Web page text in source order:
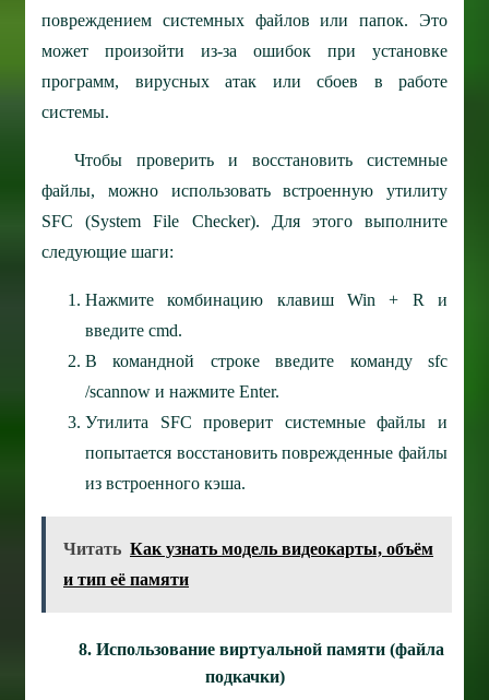
повреждением системных файлов или папок. Это
может произойти из-за ошибок при установке
программ, вирусных атак или сбоев в работе
системы.
Чтобы проверить и восстановить системные
файлы, можно использовать встроенную утилиту
SFC (System File Checker). Для этого выполните
следующие шаги:
Нажмите комбинацию клавиш Win + R и
введите cmd.
В командной строке введите команду sfc
/scannow и нажмите Enter.
Утилита SFC проверит системные файлы и
попытается восстановить поврежденные файлы
из встроенного кэша.
Читать Как узнать модель видеокарты, объём
и тип её памяти
8. Использование виртуальной памяти (файла
подкачки)